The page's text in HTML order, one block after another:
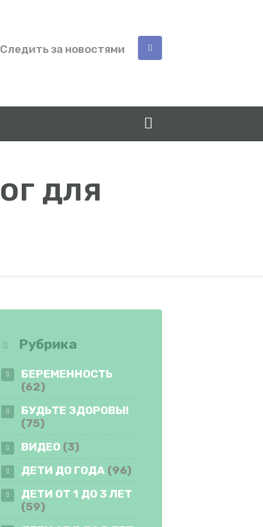
Следить за новостями
для
Рубрика
БЕРЕМЕННОСТЬ
(62)
БУДЬТЕ ЗДОРОВЫ!
(75)
ВИДЕО (3)
ДЕТИ ДО ГОДА (96)
ДЕТИ ОТ 1 ДО 3 ЛЕТ
(59)